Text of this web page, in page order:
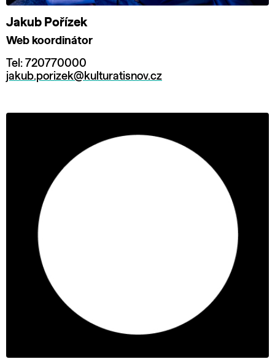
Jakub Pořízek
Web koordinátor
Tel: 720770000
jakub.porizek@kulturatisnov.cz